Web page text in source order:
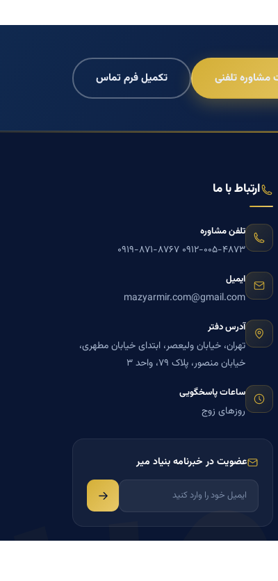
تلفنی تکمیل فرم تماس
ارتباط با ما
تلفن مشاوره
۰۹۱۲-۰۰۵-۴۸۷۳ ۰۹۱۹-۸۷۱-۸۷۶۷
ایمیل
mazyarmir.com@gmail.com
آدرس دفتر
تهران، خیابان ولیعصر، ابتدای خیابان مطهری،
خیابان منصور، پلاک ۷۹، واحد ۳
ساعات پاسخگویی
روزهای زوج
عضویت در خبرنامه بنیاد میر